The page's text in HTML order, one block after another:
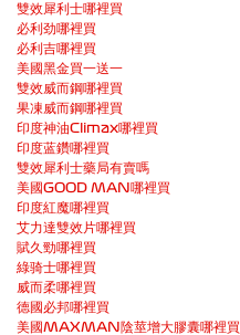
雙效犀利士哪裡買
必利劲哪裡買
必利吉哪裡買
美國黑金買一送一
雙效威而鋼哪裡買
果凍威而鋼哪裡買
印度神油Climax哪裡買
印度蓝鑽哪裡買
雙效犀利士藥局有賣嗎
美國GOOD MAN哪裡買
印度紅魔哪裡買
艾力達雙效片哪裡買
賦久勁哪裡買
綠骑士哪裡買
威而柔哪裡買
德國必邦哪裡買
美國MAXMAN陰莖增大膠囊哪裡買